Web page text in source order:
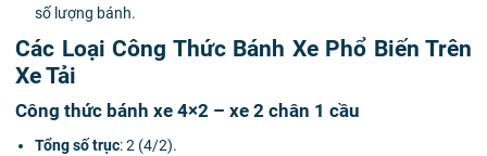
số lượng bánh.
Các Loại Công Thức Bánh Xe Phổ Biến Trên
Xe Tải
Công thức bánh xe 4×2 – xe 2 chân 1 cầu
Tổng số trục: 2 (4/2).